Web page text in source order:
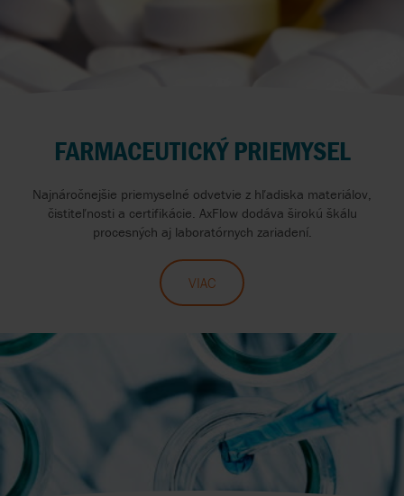
FARMACEUTICKÝ PRIEMYSEL
Najnáročnejšie priemyselné odvetvie z hľadiska materiálov,
čistiteľnosti a certifikácie. AxFlow dodáva širokú škálu
procesných aj laboratórnych zariadení.
VIAC